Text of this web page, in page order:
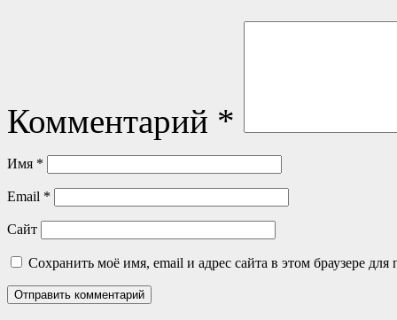
Комментарий *
Имя *
Email *
Сайт
Сохранить моё имя, email и адрес сайта в этом браузере